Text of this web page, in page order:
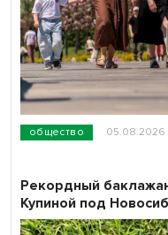
общество 05.08.2026
Рекордный
Купиной под